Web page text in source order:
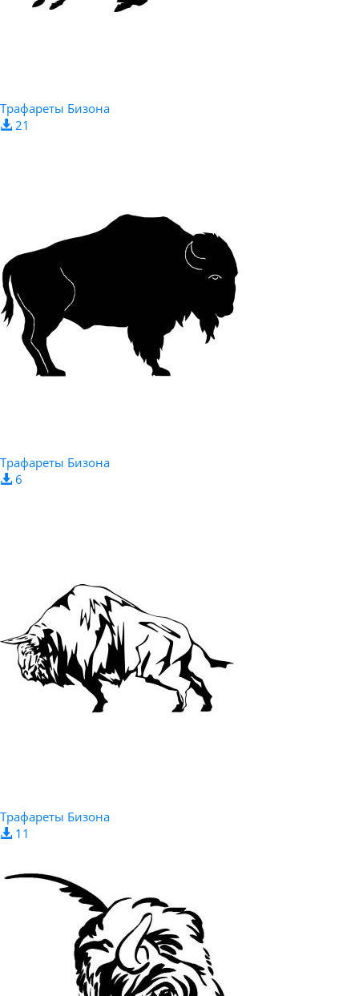
Трафареты Бизона
21
Трафареты Бизона
6
Трафареты Бизона
11